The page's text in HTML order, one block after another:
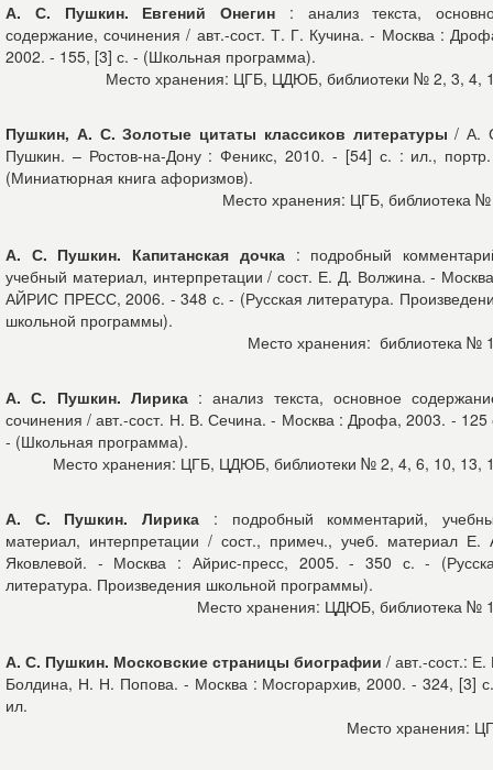
А. С. Пушкин. Евгений Онегин : анализ текста,
содержание, сочинения / авт.-сост. Т. Г. Кучина. - Москва :
2002. - 155, [3] с. - (Школьная программа).
Место хранения: ЦГБ, ЦДЮБ, библиотеки № 2, 3, 4,
Пушкин, А. С. Золотые цитаты классиков литературы/ А.
Пушкин. – Ростов-на-Дону : Феникс, 2010. - [54] с. : ил.,
(Миниатюрная книга афоризмов).
Место хранения: ЦГБ, библиотека
А. С. Пушкин. Капитанская дочка: подробный
учебный материал, интерпретации / сост. Е. Д. Волжина. -
АЙРИС ПРЕСС, 2006. - 348 с. - (Русская литература.
школьной программы).
Место хранения: библиотека №
А. С. Пушкин. Лирика: анализ текста, основное
сочинения / авт.-сост. Н. В. Сечина. - Москва : Дрофа, 2003. - 125
- (Школьная программа).
Место хранения: ЦГБ, ЦДЮБ, библиотеки № 2, 4, 6, 10, 13,
А. С. Пушкин. Лирика : подробный комментарий,
материал, интерпретации / сост., примеч., учеб. материал Е.
Яковлевой. - Москва : Айрис-пресс, 2005. - 350 с. -
литература. Произведения школьной программы).
Место хранения: ЦДЮБ, библиотека №
А. С. Пушкин. Московские страницы биографии / авт.-сост.: Е.
Болдина, Н. Н. Попова. - Москва : Мосгорархив, 2000. - 324, [3]
ил.
Место хранения: